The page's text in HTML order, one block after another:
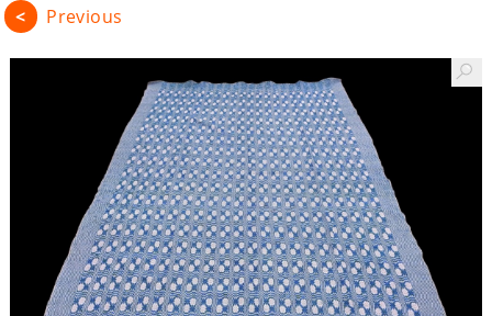
< Previous